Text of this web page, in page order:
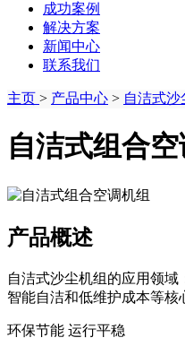
成功案例
解决方案
新闻中心
联系我们
主页 > 产品中心 > 自洁式沙
自洁式组合
产品概述
自洁式沙尘机组的应用领
智能自洁和低维护成本等核
环保节能 运行平稳